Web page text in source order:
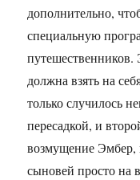
дополнительно,
специальную
путешественников.
должна взять на
только случилось
пересадкой, и
возмущение Эмбер,
сыновей просто на